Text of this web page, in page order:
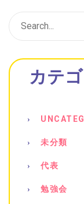
カテ
未分類
代表
勉強会